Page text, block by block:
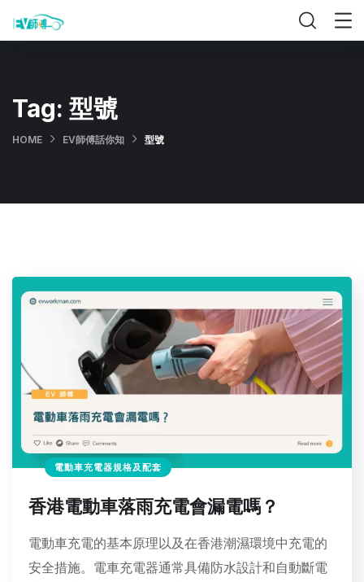
Tag: 型號
HOME EV師傅話你知 型號
電動車充電器規格及配套
香港電動車落雨充電會漏電嗎？
電動車充電的基本原理以及在香港潮濕環境中充電的
安全措施。電車充電器通常具備防水設計和自動斷電